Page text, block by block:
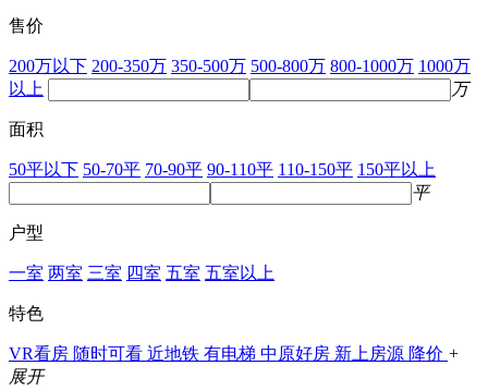
售价
200万以下 200-350万 350-500万 500-800万 800-1000万 1000万
以上
万
面积
50平以下 50-70平 70-90平 90-110平 110-150平 150平以上
平
户型
一室 两室 三室 四室 五室 五室以上
特色
VR看房 随时可看 近地铁 有电梯 中原好房 新上房源 降价 +
展开